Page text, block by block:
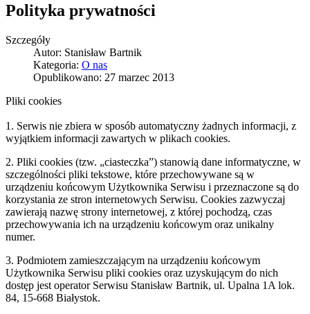
Polityka prywatności
Szczegóły
Autor: Stanisław Bartnik
Kategoria: O nas
Opublikowano: 27 marzec 2013
Pliki cookies
1. Serwis nie zbiera w sposób automatyczny żadnych informacji, z
wyjątkiem informacji zawartych w plikach cookies.
2. Pliki cookies (tzw. „ciasteczka”) stanowią dane informatyczne, w
szczególności pliki tekstowe, które przechowywane są w
urządzeniu końcowym Użytkownika Serwisu i przeznaczone są do
korzystania ze stron internetowych Serwisu. Cookies zazwyczaj
zawierają nazwę strony internetowej, z której pochodzą, czas
przechowywania ich na urządzeniu końcowym oraz unikalny
numer.
3. Podmiotem zamieszczającym na urządzeniu końcowym
Użytkownika Serwisu pliki cookies oraz uzyskującym do nich
dostęp jest operator Serwisu Stanisław Bartnik, ul. Upalna 1A lok.
84, 15-668 Białystok.